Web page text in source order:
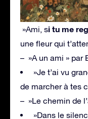
»Ami, si tu me
une fleur qui
– »A un ami » par
»Je t’ai vu
de marcher à tes
– »Le chemin de
»Dans le